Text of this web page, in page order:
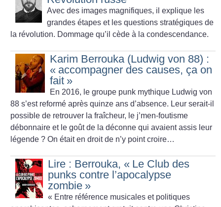
Avec des images magnifiques, il explique les
grandes étapes et les questions stratégiques de
la révolution. Dommage qu’il cède à la condescendance.
Karim Berrouka (Ludwig von 88) :
« accompagner des causes, ça on
fait »
En 2016, le groupe punk mythique Ludwig von
88 s’est reformé après quinze ans d’absence. Leur serait-il
possible de retrouver la fraîcheur, le j’men-foutisme
débonnaire et le goût de la déconne qui avaient assis leur
légende ? On était en droit de n’y point croire…
Lire : Berrouka, « Le Club des
punks contre l’apocalypse
zombie »
« Entre référence musicales et politiques